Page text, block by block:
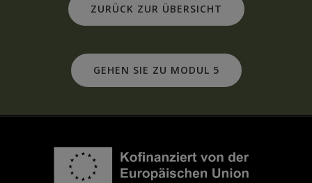
ZURÜCK ZUR ÜBERSICHT
GEHEN SIE ZU MODUL 5